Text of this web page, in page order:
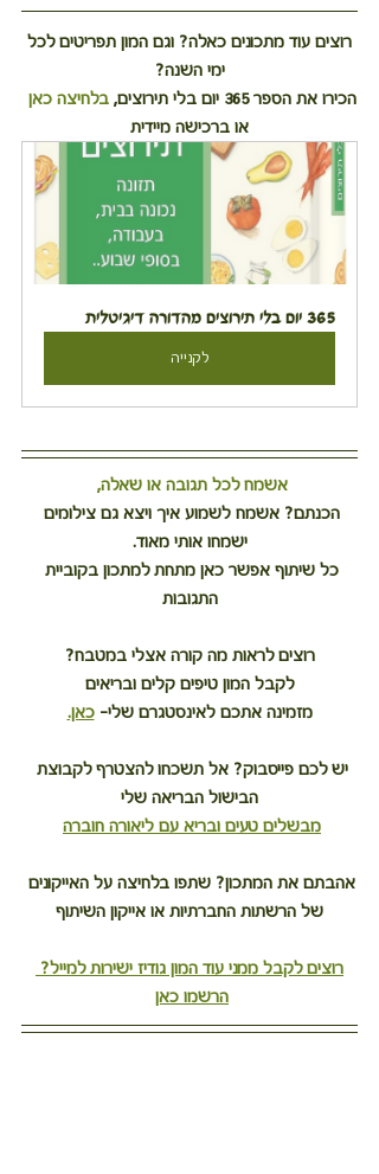
רוצים עוד מתכונים כאלה? וגם המון תפריטים לכל
ימי השנה?
הכירו את הספר 365 יום בלי תירוצים,
בלחיצה כאן
או ברכישה מיידית
365 יום בלי תירוצים מהדורה דיגיטלית
לקנייה
אשמח לכל תגובה או שאלה,
הכנתם? אשמח לשמוע איך ויצא גם צילומים
ישמחו אותי מאוד.
כל שיתוף אפשר כאן מתחת למתכון בקוביית
התגובות
רוצים לראות מה קורה אצלי במטבח?
לקבל המון טיפים קלים ובריאים
מזמינה אתכם לאינסטגרם שלי– כאן.
יש לכם פייסבוק? אל תשכחו להצטרף לקבוצת
הבישול הבריאה שלי
מבשלים טעים ובריא עם ליאורה חוברה
אהבתם את המתכון? שתפו בלחיצה על האייקונים
של הרשתות החברתיות או אייקון השיתוף
רוצים לקבל ממני עוד המון גודיז ישירות למייל?
הרשמו כאן